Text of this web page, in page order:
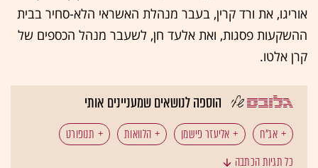
אוריגו, את ורד קרין, בעבר מנהלת האשראי הלא-סחיר בבית
ההשקעות פסגות, ואת אלעד חן, לשעבר מנהל הכספים של
קרן אלטו.
הוספה לנושאים שמעניינים אותי
אג"ח אליעזר פישמן הלוואות
תנופורט
כל תגיות הכתבה